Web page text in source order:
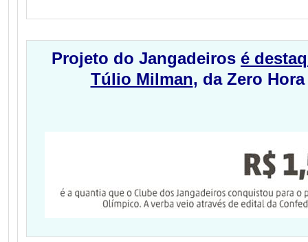
Projeto do Jangadeiros é
Túlio Milman, da Zero